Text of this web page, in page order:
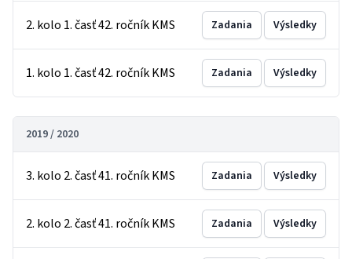
2. kolo 1. časť 42. ročník KMS Zadania Výsledky
1. kolo 1. časť 42. ročník KMS Zadania Výsledky
2019 / 2020
3. kolo 2. časť 41. ročník KMS Zadania Výsledky
2. kolo 2. časť 41. ročník KMS Zadania Výsledky